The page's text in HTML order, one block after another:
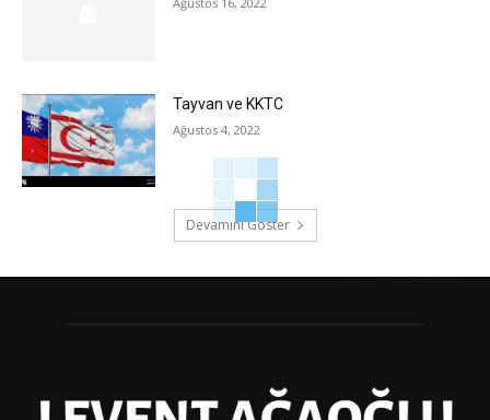
Tayvan ve KKTC
Ağustos 4, 2022
Devamını Göster